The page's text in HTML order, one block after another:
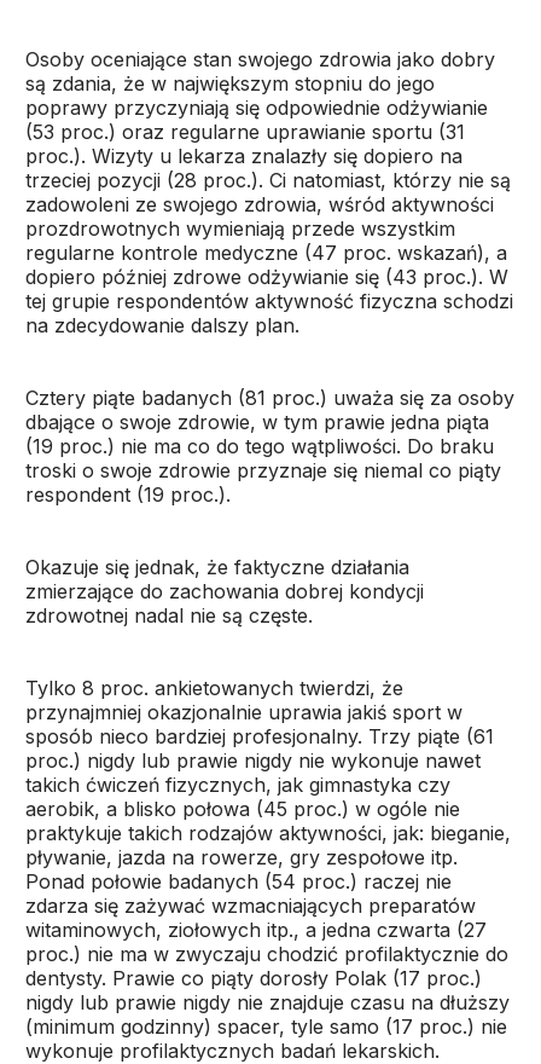
Osoby oceniające stan swojego zdrowia jako dobry
są zdania, że w największym stopniu do jego
poprawy przyczyniają się odpowiednie odżywianie
(53 proc.) oraz regularne uprawianie sportu (31
proc.). Wizyty u lekarza znalazły się dopiero na
trzeciej pozycji (28 proc.). Ci natomiast, którzy nie są
zadowoleni ze swojego zdrowia, wśród aktywności
prozdrowotnych wymieniają przede wszystkim
regularne kontrole medyczne (47 proc. wskazań), a
dopiero później zdrowe odżywianie się (43 proc.). W
tej grupie respondentów aktywność fizyczna schodzi
na zdecydowanie dalszy plan.
Cztery piąte badanych (81 proc.) uważa się za osoby
dbające o swoje zdrowie, w tym prawie jedna piąta
(19 proc.) nie ma co do tego wątpliwości. Do braku
troski o swoje zdrowie przyznaje się niemal co piąty
respondent (19 proc.).
Okazuje się jednak, że faktyczne działania
zmierzające do zachowania dobrej kondycji
zdrowotnej nadal nie są częste.
Tylko 8 proc. ankietowanych twierdzi, że
przynajmniej okazjonalnie uprawia jakiś sport w
sposób nieco bardziej profesjonalny. Trzy piąte (61
proc.) nigdy lub prawie nigdy nie wykonuje nawet
takich ćwiczeń fizycznych, jak gimnastyka czy
aerobik, a blisko połowa (45 proc.) w ogóle nie
praktykuje takich rodzajów aktywności, jak: bieganie,
pływanie, jazda na rowerze, gry zespołowe itp.
Ponad połowie badanych (54 proc.) raczej nie
zdarza się zażywać wzmacniających preparatów
witaminowych, ziołowych itp., a jedna czwarta (27
proc.) nie ma w zwyczaju chodzić profilaktycznie do
dentysty. Prawie co piąty dorosły Polak (17 proc.)
nigdy lub prawie nigdy nie znajduje czasu na dłuższy
(minimum godzinny) spacer, tyle samo (17 proc.) nie
wykonuje profilaktycznych badań lekarskich.